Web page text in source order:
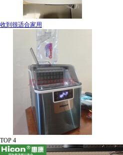
收到很适合家用
TOP 4